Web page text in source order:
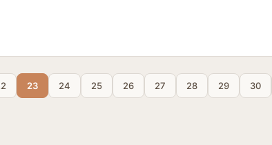
23 24 25 26 27 28 29 30